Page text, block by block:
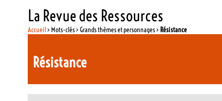
La Revue des Ressources
Accueil> Mots-clés > Grands thèmes et personnages > Résistance
Résistance